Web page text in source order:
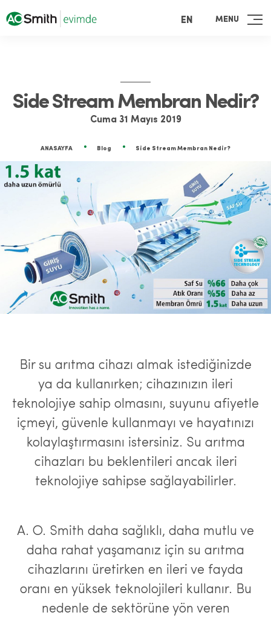
EN MENU
Side Stream Membran Nedir?
Cuma 31 Mayıs 2019
ANASAYFA Blog Side Stream Membran Nedir?
Bir su arıtma cihazı almak istediğinizde
ya da kullanırken; cihazınızın ileri
teknolojiye sahip olmasını, suyunu afiyetle
içmeyi, güvenle kullanmayı ve hayatınızı
kolaylaştırmasını istersiniz. Su arıtma
cihazları bu beklentileri ancak ileri
teknolojiye sahipse sağlayabilirler.
A. O. Smith daha sağlıklı, daha mutlu ve
daha rahat yaşamanız için su arıtma
cihazlarını üretirken en ileri ve fayda
oranı en yüksek teknolojileri kullanır. Bu
nedenle de sektörüne yön veren